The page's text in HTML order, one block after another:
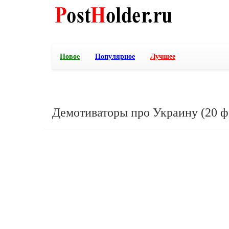
Новое Популярное Лучшее
Демотиваторы про Украину (20